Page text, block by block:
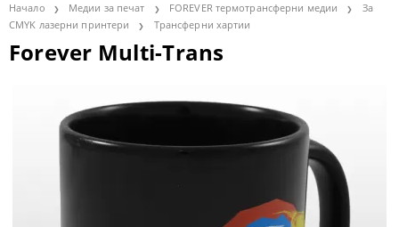
Начало Медии за печат FOREVER термотрансферни медии
За
CMYK лазерни принтери
Трансферни хартии
Forever Multi-Trans